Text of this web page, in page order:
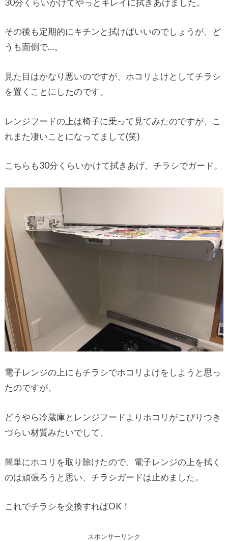
その後も定期的にキチンと拭けばいいのでしょうが、ど
うも面倒で…。
見た目はかなり悪いのですが、ホコリよけとしてチラシ
を置くことにしたのです。
レンジフードの上は椅子に乗って見てみたのですが、こ
れまた凄いことになってまして(笑)
こちらも30分くらいかけて拭きあげ、チラシでガード。
電子レンジの上にもチラシでホコリよけをしようと思っ
たのですが、
どうやら冷蔵庫とレンジフードよりホコリがこびりつき
づらい材質みたいでして、
簡単にホコリを取り除けたので、電子レンジの上を拭く
のは頑張ろうと思い、チラシガードは止めました。
これでチラシを交換すればOK！
スポンサーリンク